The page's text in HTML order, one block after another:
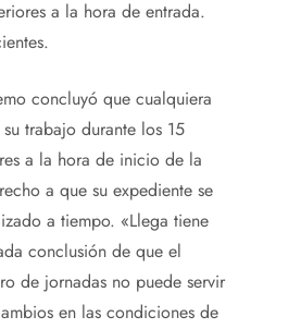
a la hora de entrada.
concluyó que cualquiera
trabajo durante los 15
a la hora de inicio de la
a que su expediente se
a tiempo. «Llega tiene
conclusión de que el
de jornadas no puede servir
en las condiciones de